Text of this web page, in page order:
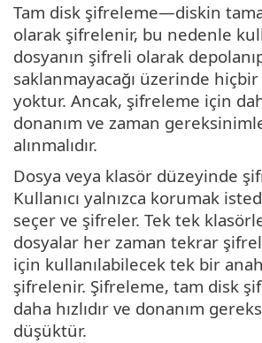
Tam disk şifreleme—diskin
olarak şifrelenir, bu nedenle
dosyanın şifreli olarak
saklanmayacağı üzerinde
yoktur. Ancak, şifreleme için
donanım ve zaman
alınmalıdır.
Dosya veya klasör düzeyinde
Kullanıcı yalnızca korumak
seçer ve şifreler. Tek tek
dosyalar her zaman tekrar
için kullanılabilecek tek bir
şifrelenir. Şifreleme, tam disk
daha hızlıdır ve donanım
düşüktür.